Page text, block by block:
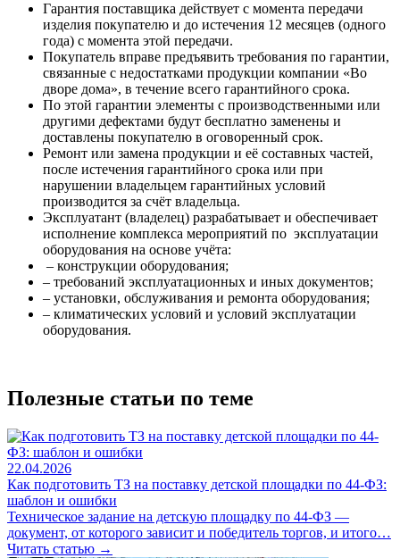
Гарантия поставщика действует с момента передачи
изделия покупателю и до истечения 12 месяцев (одного
года) с момента этой передачи.
Покупатель вправе предъявить требования по гарантии,
связанные с недостатками продукции компании «Во
дворе дома», в течение всего гарантийного срока.
По этой гарантии элементы с производственными или
другими дефектами будут бесплатно заменены и
доставлены покупателю в оговоренный срок.
Ремонт или замена продукции и её составных частей,
после истечения гарантийного срока или при
нарушении владельцем гарантийных условий
производится за счёт владельца.
Эксплуатант (владелец) разрабатывает и обеспечивает
исполнение комплекса мероприятий по эксплуатации
оборудования на основе учёта:
– конструкции оборудования;
– требований эксплуатационных и иных документов;
– установки, обслуживания и ремонта оборудования;
– климатических условий и условий эксплуатации
оборудования.
Полезные статьи по теме
22.04.2026
Как подготовить ТЗ на поставку детской площадки по 44-ФЗ:
шаблон и ошибки
Техническое задание на детскую площадку по 44-ФЗ —
документ, от которого зависит и победитель торгов, и итого…
Читать статью →